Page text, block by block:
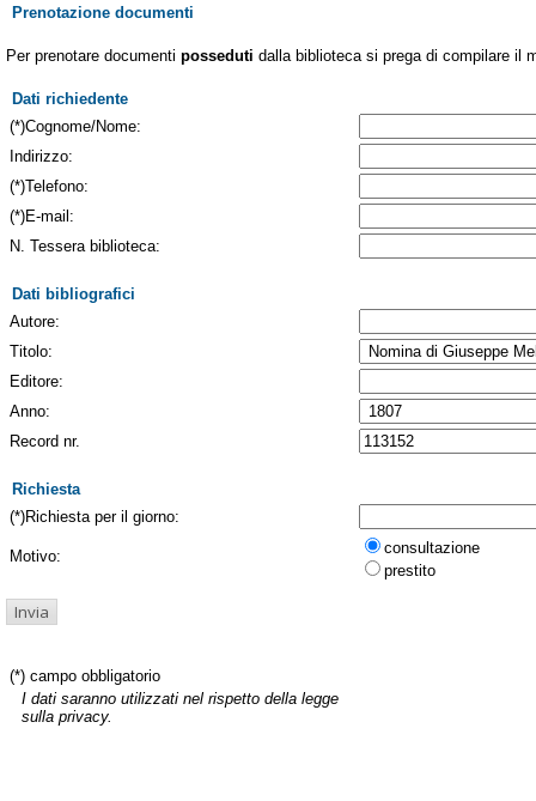
Prenotazione documenti
Per prenotare documenti posseduti dalla biblioteca si prega di compilare il
Dati richiedente
(*)Cognome/Nome:
Indirizzo:
(*)Telefono:
(*)E-mail:
N. Tessera biblioteca:
Dati bibliografici
Autore:
Titolo:
Editore:
Anno:
Record nr.
Richiesta
(*)Richiesta per il giorno:
Motivo:
consultazione
prestito
(*) campo obbligatorio
I dati saranno utilizzati nel rispetto della legge
sulla privacy.